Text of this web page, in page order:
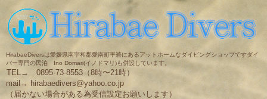
HirabaeDiversは愛媛県南宇和郡愛南町平碆にあるアットホームなダイビングショップですダイ
バー専門の民泊 Ino Domari(イノドマリ)も併設しています。
TEL→ 0895-73-8553（8時〜21時）
mail→ hirabaedivers@yahoo.co.jp
（届かない場合がある為受信設定お願いします）